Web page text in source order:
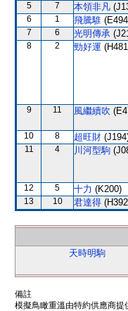
5 7 本領非凡
6 1 飛騰騅
7 6 光明傳承
8 2 勁好運
9 11 風繼續吹
10 8 超旺財
11 4 川河型駒
12 5 十力 (K200)
13 10 君達得
天時明駒
備註
模擬鳥瞰重溫由特約供應商